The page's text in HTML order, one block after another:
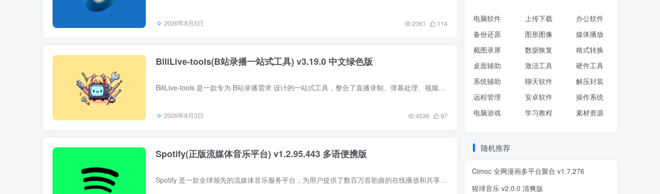
2026年8月5日 2361 114
BiliLive-tools(B站录播一站式工具) v3.19.0 中文绿色版
BiliLive-tools 是一款专为 B站录播需求 设计的一站式工具，整合了直播录制、弹幕处理、视频压制、上传及下载等功能。它旨在解决传统录播工具碎片化、操作复杂的问题，尤其适合 录播man（直播录...
2026年8月3日 4539 97
Spotify(正版流媒体音乐平台) v1.2.95.443 多语便携版
Spotify 是一款全球领先的流媒体音乐服务平台，为用户提供了数百万首歌曲的在线播放和共享。它通过订阅服务，用户可以无限制地在设备上在线收听音乐，也可以下载音乐文件以离线收听。Spotify 用...
电脑软件 上传下载
办公软件
备份还原
图形图像
媒体播放
截图录屏
数据恢复
格式转换
桌面辅助
激活工具
硬件工具
系统辅助
聊天软件
解压封装
远程管理
安卓软件
操作系统
电脑游戏
学习教程 素材资源
随机推荐
Cimoc 全网漫画多平台聚合 v1.7.276
猩球音乐 v2.0.0 清爽版